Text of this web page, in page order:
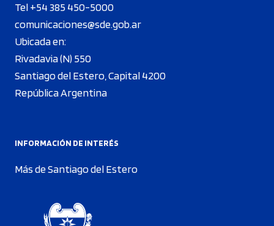
Tel +54 385 450-5000
comunicaciones@sde.gob.ar
Ubicada en:
Rivadavia (N) 550
Santiago del Estero, Capital 4200
República Argentina
INFORMACIÓN DE INTERÉS
Más de Santiago del Estero